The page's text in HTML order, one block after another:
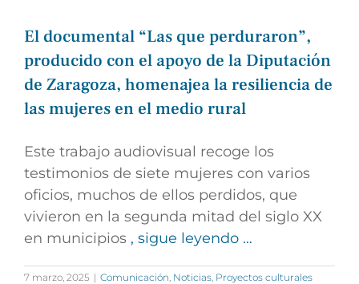
El documental “Las que perduraron”,
producido con el apoyo de la Diputación
de Zaragoza, homenajea la resiliencia de
las mujeres en el medio rural
Este trabajo audiovisual recoge los
testimonios de siete mujeres con varios
oficios, muchos de ellos perdidos, que
vivieron en la segunda mitad del siglo XX
en municipios , sigue leyendo …
7 marzo, 2025 | Comunicación, Noticias, Proyectos culturales